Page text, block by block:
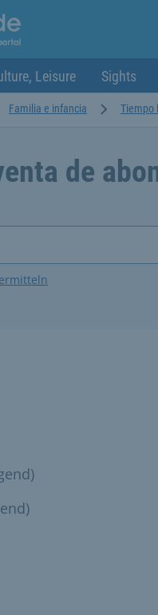
Leisure Sights
Familia e infancia Tiempo
de
ändert die angezeigten